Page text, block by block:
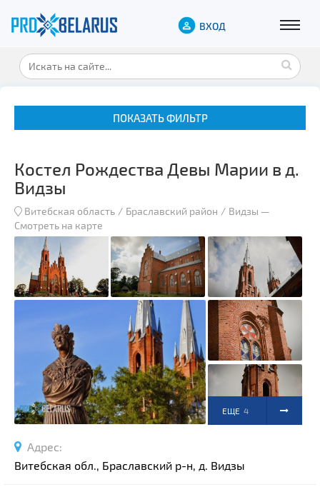
ВХОД
ПОКАЗАТЬ ФИЛЬТР
Музеи
Замки и дворцы
Военная история
Гражданская архитектура
Спортивные сооружения
Производства
Ратуши
Родовые усадьбы
Садово-парковая архитектура
Озера и водоемы
Костел Рождества Девы Марии в д.
Видзы
Витебская область Браславский район Видзы —
Смотреть на карте
ЕЩЕ 4
Адрес:
Витебская обл., Браславский р-н, д. Видзы